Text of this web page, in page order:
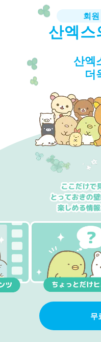
회
산엑스
산엑
더
무